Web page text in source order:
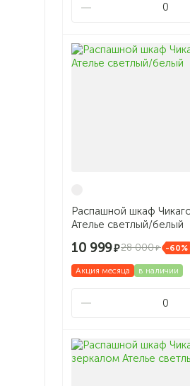
0
Распашной шкаф
Ателье светлый/белый
10 999 28 000 -60%
Акция месяца в наличии
0